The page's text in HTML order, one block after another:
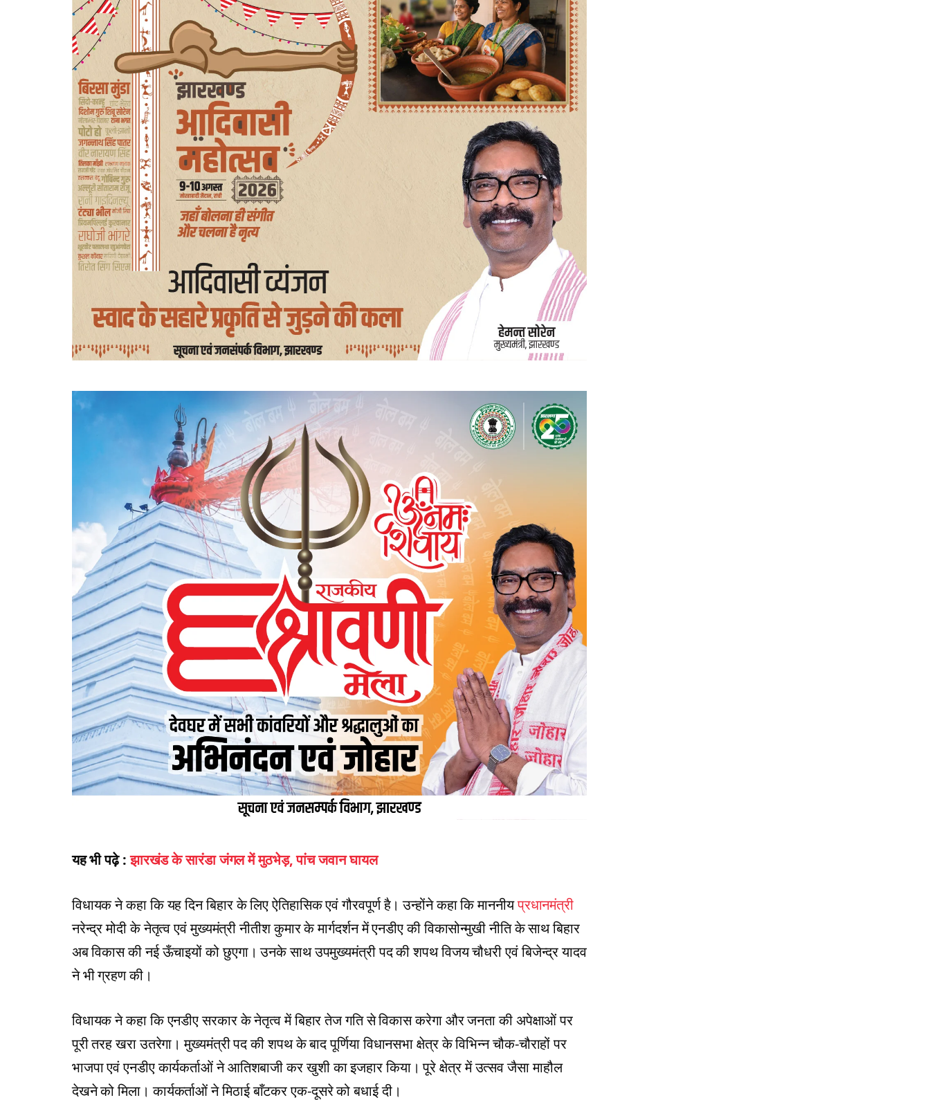
यह भी पढ़े :झारखंड के सारंडा जंगल में मुठभेड़, पांच जवान घायल
विधायक ने कहा कि यह दिन बिहार के लिए ऐतिहासिक एवं गौरवपूर्ण है। उन्होंने कहा कि माननीयप्रधानमंत्री
नरेन्द्र मोदी के नेतृत्व एवं मुख्यमंत्री नीतीश कुमार के मार्गदर्शन में एनडीए की विकासोन्मुखी नीति के साथ बिहार
अब विकास की नई ऊँचाइयों को छुएगा। उनके साथ उपमुख्यमंत्री पद की शपथ विजय चौधरी एवं बिजेन्द्र यादव
ने भी ग्रहण की।
विधायक ने कहा कि एनडीए सरकार के नेतृत्व में बिहार तेज गति से विकास करेगा और जनता की अपेक्षाओं पर
पूरी तरह खरा उतरेगा। मुख्यमंत्री पद की शपथ के बाद पूर्णिया विधानसभा क्षेत्र के विभिन्न चौक-चौराहों पर
भाजपा एवं एनडीए कार्यकर्ताओं ने आतिशबाजी कर खुशी का इजहार किया। पूरे क्षेत्र में उत्सव जैसा माहौल
देखने को मिला। कार्यकर्ताओं ने मिठाई बाँटकर एक-दूसरे को बधाई दी।